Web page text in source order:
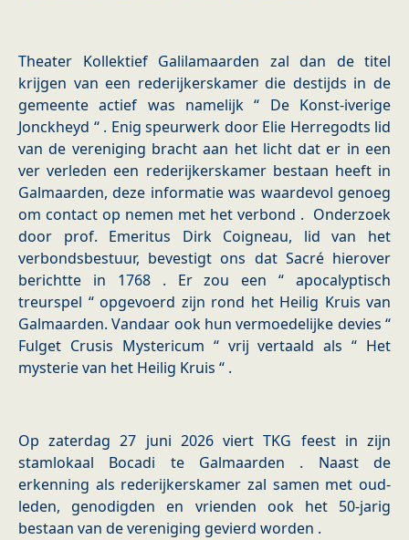
Theater Kollektief Galilamaarden zal dan de titel
krijgen van een rederijkerskamer die destijds in de
gemeente actief was namelijk “ De Konst-iverige
Jonckheyd “ . Enig speurwerk door Elie Herregodts lid
van de vereniging bracht aan het licht dat er in een
ver verleden een rederijkerskamer bestaan heeft in
Galmaarden, deze informatie was waardevol genoeg
om contact op nemen met het verbond . Onderzoek
door prof. Emeritus Dirk Coigneau, lid van het
verbondsbestuur, bevestigt ons dat Sacré hierover
berichtte in 1768 . Er zou een “ apocalyptisch
treurspel “ opgevoerd zijn rond het Heilig Kruis van
Galmaarden. Vandaar ook hun vermoedelijke devies “
Fulget Crusis Mystericum “ vrij vertaald als “ Het
mysterie van het Heilig Kruis “ .
Op zaterdag 27 juni 2026 viert TKG feest in zijn
stamlokaal Bocadi te Galmaarden . Naast de
erkenning als rederijkerskamer zal samen met oud-
leden, genodigden en vrienden ook het 50-jarig
bestaan van de vereniging gevierd worden .